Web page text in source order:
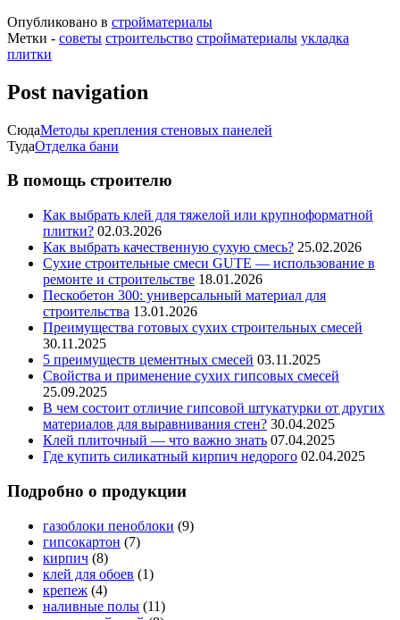
Опубликовано в стройматериалы
Метки - советы строительство стройматериалы укладка
плитки
Post navigation
СюдаМетоды крепления стеновых панелей
ТудаОтделка бани
В помощь строителю
Как выбрать клей для тяжелой или крупноформатной
плитки? 02.03.2026
Как выбрать качественную сухую смесь? 25.02.2026
Сухие строительные смеси GUTE — использование в
ремонте и строительстве 18.01.2026
Пескобетон 300: универсальный материал для
строительства 13.01.2026
Преимущества готовых сухих строительных смесей
30.11.2025
5 преимуществ цементных смесей 03.11.2025
Свойства и применение сухих гипсовых смесей
25.09.2025
В чем состоит отличие гипсовой штукатурки от других
материалов для выравнивания стен? 30.04.2025
Клей плиточный — что важно знать 07.04.2025
Где купить силикатный кирпич недорого 02.04.2025
Подробно о продукции
газоблоки пеноблоки (9)
гипсокартон (7)
кирпич (8)
клей для обоев (1)
крепеж (4)
наливные полы (11)